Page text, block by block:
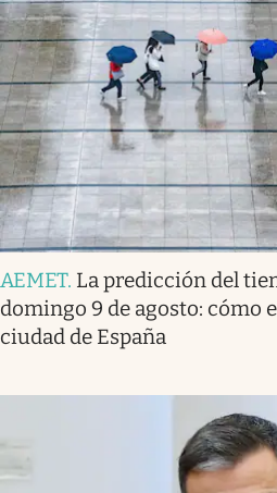
AEMET. La predicción del
domingo 9 de agosto: cómo
ciudad de España